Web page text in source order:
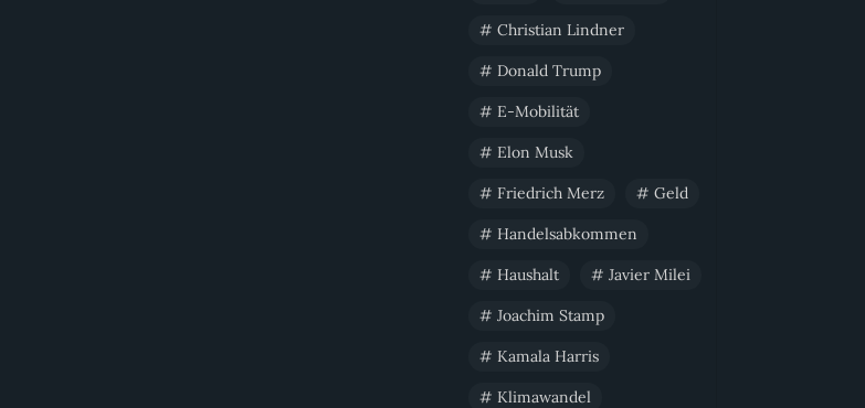
Christian Lindner
Donald Trump
E-Mobilität
Elon Musk
Friedrich Merz Geld
Handelsabkommen
Haushalt Javier Milei
Joachim Stamp
Kamala Harris
Klimawandel